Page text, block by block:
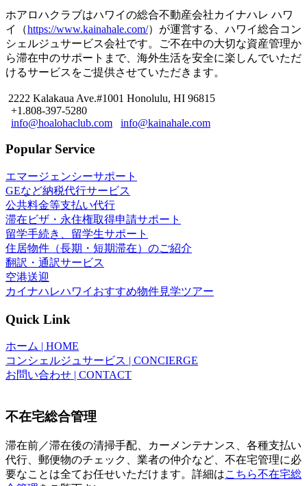
ホアロハクラブはハワイの総合不動産会社カイナハレ ハワ
イ（https://www.kainahale.com/）が運営する、ハワイ総合コン
シェルジュサービス会社です。ご不在中の大切な資産管理か
ら滞在中のサポートまで、海外生活を安全に楽しんでいただ
けるサービスをご提供させていただきます。
2222 Kalakaua Ave.#1001 Honolulu, HI 96815
+1.808-397-5280
info@hoalohaclub.com
info@kainahale.com
Popular Service
エマージェンシーサポート
GEなど納税代行サービス
公共料金等支払い代行
滞在ビザ・永住権取得申請サポート
留学手続き、留学生サポート
住居物件（長期・短期滞在）のご紹介
翻訳・通訳サービス
空港送迎
カイナハレハワイおすすめ物件見学ツアー
Quick Link
ホーム | HOME
コンシェルジュサービス | CONCIERGE
お問い合わせ | CONTACT
不在宅総合管理
滞在前／滞在後の清掃手配、カーメンテナンス、各種支払い
代行、郵便物のチェック、業者の仲介など、不在宅管理に必
要なことは全てお任せいただけます。詳細はこちら不在宅総